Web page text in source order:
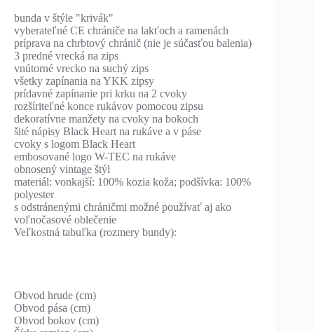
bunda v štýle "krivák"
vyberateľné CE chrániče na lakťoch a ramenách
príprava na chrbtový chránič (nie je súčasťou balenia)
3 predné vrecká na zips
vnútorné vrecko na suchý zips
všetky zapínania na YKK zipsy
prídavné zapínanie pri krku na 2 cvoky
rozšíriteľné konce rukávov pomocou zipsu
dekoratívne manžety na cvoky na bokoch
šité nápisy Black Heart na rukáve a v páse
cvoky s logom Black Heart
embosované logo W-TEC na rukáve
obnosený vintage štýl
materiál: vonkajší: 100% kozia koža; podšívka: 100%
polyester
s odstránenými chráničmi možné používať aj ako
voľnočasové oblečenie
Veľkostná tabuľka (rozmery bundy):
Obvod hrude (cm)
Obvod pása (cm)
Obvod bokov (cm)